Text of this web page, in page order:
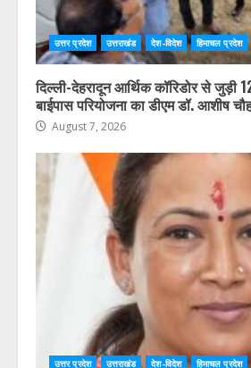
उत्तर प्रदेश उत्तराखंड देश-विदेश हिमाचल प्रदेश
दिल्ली-देहरादून आर्थिक कॉरिडोर से जुड़ी
बाईपास परियोजना का डीएम डॉ. आशीष
August 7, 2026
उत्तर प्रदेश उत्तराखंड देश-विदेश हिमाचल प्रदेश